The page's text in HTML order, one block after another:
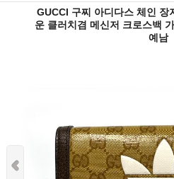
GUCCI 구찌 아디다스 체인 장
운 클러치겸 메신저 크로스백
예남